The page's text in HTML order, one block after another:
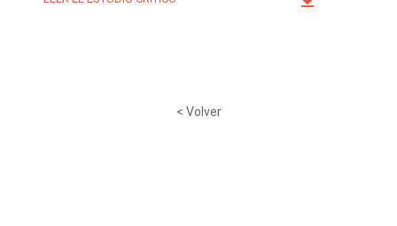
< Volver